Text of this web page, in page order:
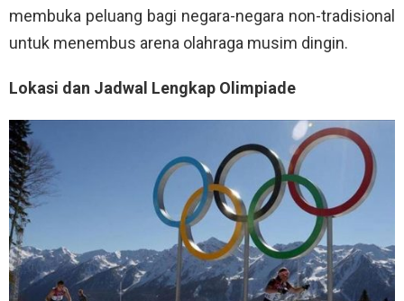
membuka peluang bagi negara-negara non-tradisional
untuk menembus arena olahraga musim dingin.
Lokasi dan Jadwal Lengkap Olimpiade